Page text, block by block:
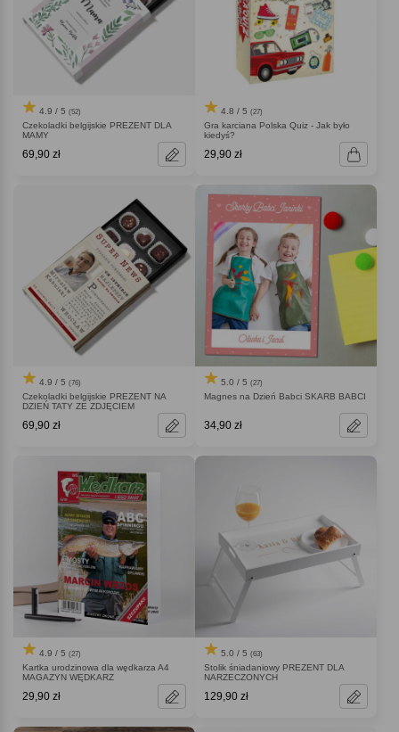
4.9 / 5 (52)
Czekoladki belgijskie PREZENT DLA
MAMY
69,90 zł
4.8 / 5 (27)
Gra karciana Polska Quiz - Jak było
kiedyś
29,90 zł
4.9 / 5 (76)
Czekoladki belgijskie PREZENT NA
DZIEŃ TATY ZE ZDJĘCIEM
69,90 zł
5.0 / 5 (27)
Magnes na Dzień Babci SKARB BABCI
34,90 zł
4.9 / 5 (27)
Kartka urodzinowa dla wędkarza A4
MAGAZYN WĘDKARZ
29,90 zł
5.0 / 5 (63)
Stolik śniadaniowy PREZENT DLA
NARZECZONYCH
129,90 zł